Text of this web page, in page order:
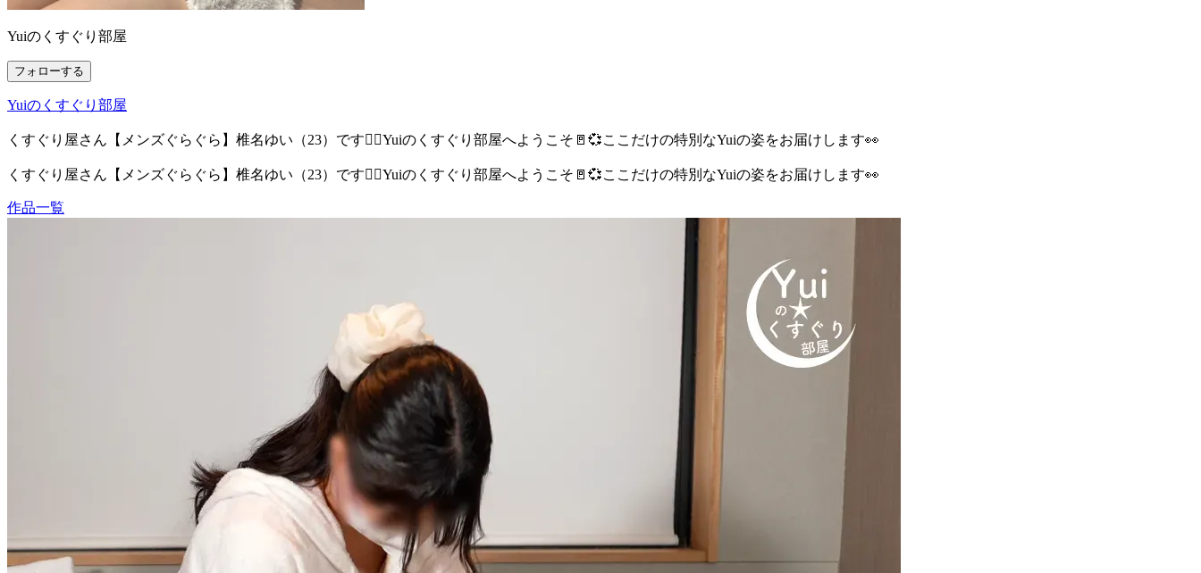
Yuiのくすぐり部屋
フォローする
Yuiのくすぐり部屋
くすぐり屋さん【メンズぐらぐら】椎名ゆい（23）です⛓️‍💥Yuiのくすぐり部屋へようこそ🚪💞ここだけの特別なYuiの姿をお届けします👀
くすぐり屋さん【メンズぐらぐら】椎名ゆい（23）です⛓️‍💥Yuiのくすぐり部屋へようこそ🚪💞ここだけの特別なYuiの姿をお届けします👀
作品一覧